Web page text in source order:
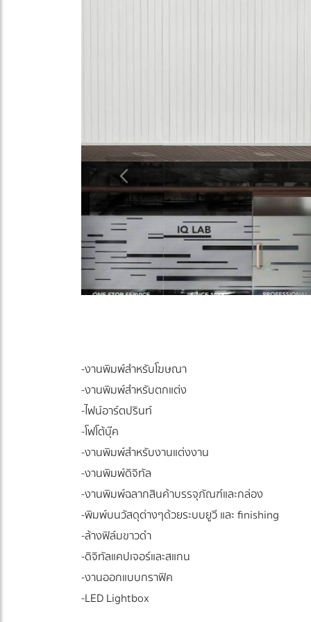
-งานพิมพ์สำหรับโฆษณา
-งานพิมพ์สำหรับตกแต่ง
-ไฟน์อาร์ตปรินท์
-โฟโต้บุ๊ค
-งานพิมพ์สำหรับงานแต่งงาน
-งานพิมพ์ดิจิทัล
-งานพิมพ์ฉลากสินค้าบรรจุภัณฑ์และกล่อง
-พิมพ์บนวัสดุต่างๆด้วยระบบยูวี และ finishing
-ล้างฟิล์มขาวดำ
-ดิจิทัลแคปเจอร์และสแกน
-งานออกแบบกราฟิค
-LED Lightbox